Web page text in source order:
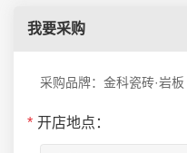
我要采购
采购品牌：金科瓷砖·岩板
* 开店地点：